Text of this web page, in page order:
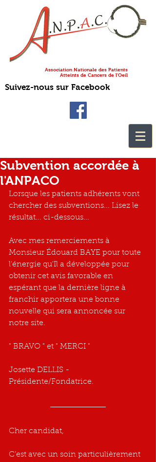
Association Nationale des Patients
Atteints de Cancers de l'Oeil
Suivez-nous sur Facebook
Subvention accordée à
l'ANPACO
Lorsque les patients adhérents vont
chercher des subventions... Lisez le
résultat... ci-dessous...
Avec mes remerciements à
Monsieur Édouard BAYE pour toute
l'énergie qu'Il a développée pour
obtenir cet avis favorable en
espérant que la dernière ligne à
franchir apportera une bonne
nouvelle qui sera annoncée sur
notre site.
" BRAVO " et " MERCI "
Josette DELLIS -
Présidente/Fondatrice.
Cher candidat,
C’est avec un soin particulièrement